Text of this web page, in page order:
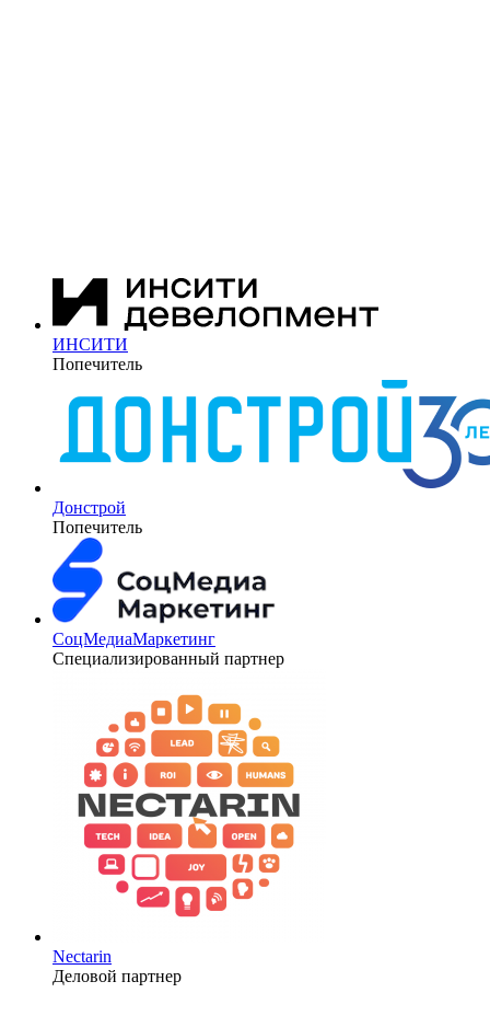
ИНСИТИ
Попечитель
Донстрой
Попечитель
СоцМедиаМаркетинг
Специализированный партнер
Nectarin
Деловой партнер